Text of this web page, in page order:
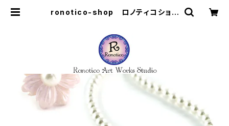
ronotico-shop ロノティコショッ